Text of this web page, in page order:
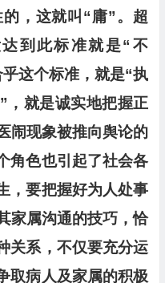
，这就叫“庸”。超
到此标准就是“不
这个标准，就是“执
，就是诚实地把握正
闹现象被推向舆论的
角色也引起了社会各
，要把握好为人处事
家属沟通的技巧，恰
关系，不仅要充分运
取病人及家属的积极